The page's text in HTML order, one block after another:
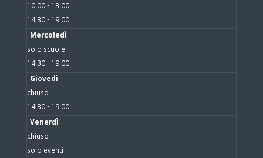
10:00 - 13:00
14:30 - 19:00
Mercoledì
solo scuole
14:30 - 19:00
Giovedì
chiuso
14:30 - 19:00
Venerdì
chiuso
solo eventi